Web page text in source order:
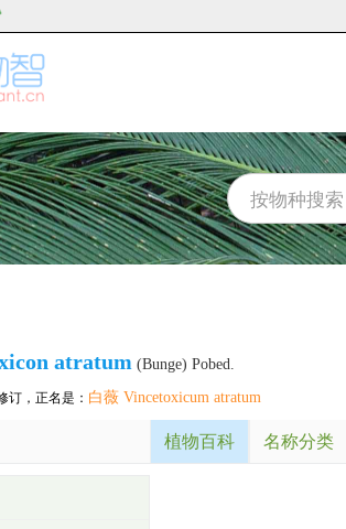
atratum (Bunge) Pobed.
订，正名是： 白薇 Vincetoxicum atratum
植物百科 名称分类